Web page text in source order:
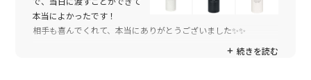
本当によかったです！
相手も喜んでくれて、本当にありがとうございました✨✨
続きを読む